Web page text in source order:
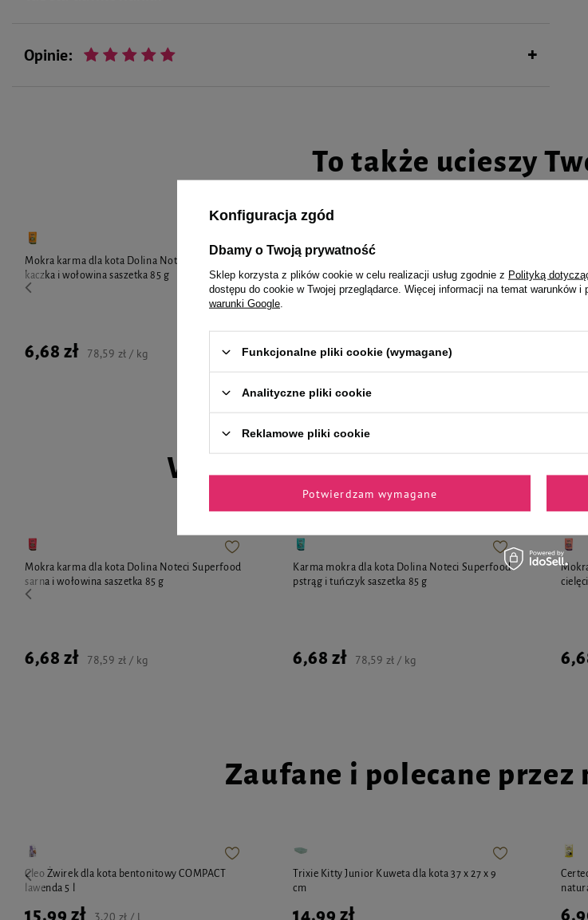
Opinie:
To także ucieszy
Mokra karma dla kota Dolina Noteci Superfood
kaczka i wołowina saszetka 85 g
6,68 zł 78,59 zł / kg
Sterilised danie z kaczki 85 g
Cena regularna:5,14 zł -3%
Wybrane specjalnie dla
Mokra karma dla kota Dolina Noteci Superfood
sarna i wołowina saszetka 85 g
6,68 zł 78,59 zł / kg
Karma mokra dla kota Dolina Noteci Superfood
pstrąg i tuńczyk saszetka 85 g
6,68 zł 78,59 zł / kg
Zaufane i polecane przez
Cleo Żwirek dla kota bentonitowy COMPACT
lawenda 5 l
15,99 zł 3,20 zł / l
Trixie Kitty Junior Kuweta dla kota 37 x 27 x 9
cm
14,99 zł
Konfiguracja zgód
Dbamy o Twoją prywatność
Sklep korzysta z plików cookie w celu realizacji usług zgodnie z Polityką
dostępu do cookie w Twojej przeglądarce. Więcej informacji na temat warunków
warunki Google
Funkcjonalne pliki cookie (wymagane)
Analityczne pliki cookie
Reklamowe pliki cookie
Potwierdzam wymagane